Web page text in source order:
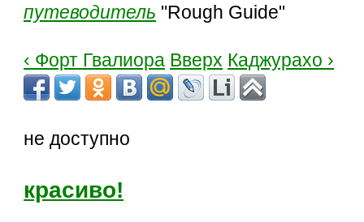
путеводитель "Rough Guide"
‹ Форт Гвалиора Вверх Каджурахо ›
не доступно
красиво!